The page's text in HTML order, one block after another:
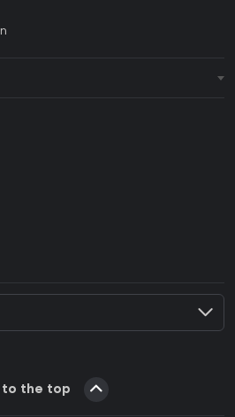
CD Key?
CD Key?
Key?
Connect CD Key?
to the top